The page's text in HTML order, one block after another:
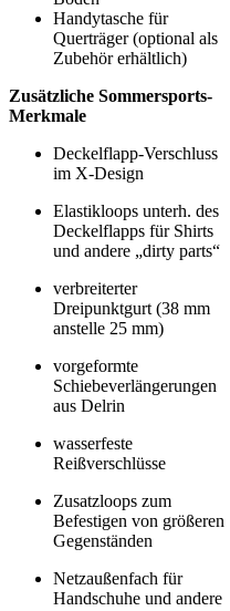
Handytasche für
Querträger (optional als
Zubehör erhältlich)
Zusätzliche Sommersports-
Merkmale
Deckelflapp-Verschluss
im X-Design
Elastikloops unterh. des
Deckelflapps für Shirts
und andere „dirty parts“
verbreiterter
Dreipunktgurt (38 mm
anstelle 25 mm)
vorgeformte
Schiebeverlängerungen
aus Delrin
wasserfeste
Reißverschlüsse
Zusatzloops zum
Befestigen von größeren
Gegenständen
Netzaußenfach für
Handschuhe und andere